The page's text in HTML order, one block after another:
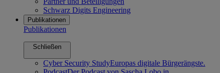
Schwarz Digits Engineering
Publikationen
Publikationen
Schließen
Cyber Security StudyEuropas digitale Bürgerängste.